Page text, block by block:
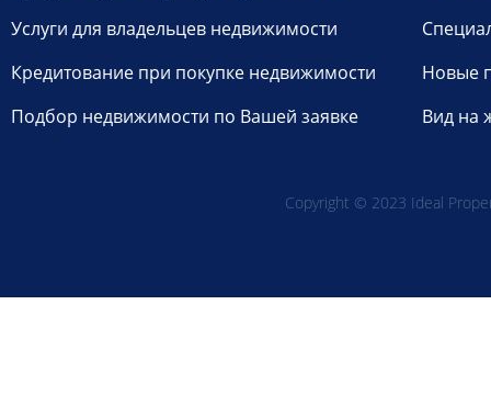
Услуги для владельцев недвижимости
Кредитование при покупке недвижимости
Подбор недвижимости по Вашей заявке
Новые
Вид на
Copyright © 2023 Ideal